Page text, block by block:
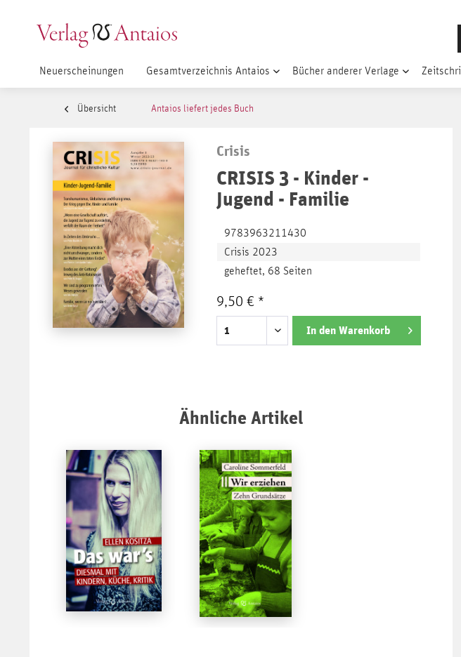
Neuerscheinungen Gesamtverzeichnis Antaios Bücher anderer Verlage
Übersicht Antaios liefert jedes Buch
Crisis
CRISIS 3 - Kinder -
Jugend - Familie
9783963211430
Crisis 2023
geheftet, 68 Seiten
9,50 € *
In den Warenkorb
Ähnliche Artikel